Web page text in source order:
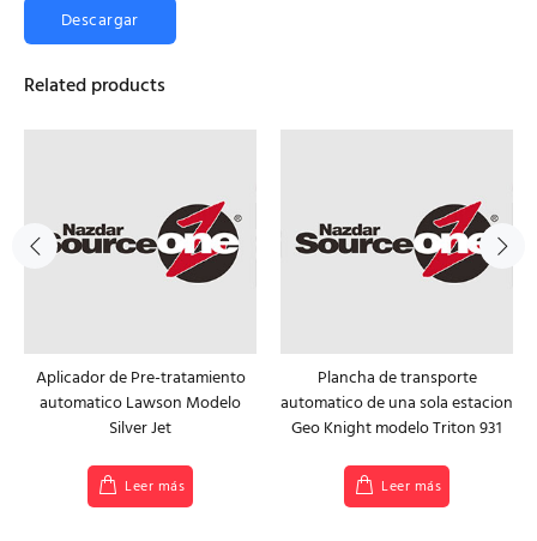
Descargar
Related products
Aplicador de Pre-tratamiento
automatico Lawson Modelo
Silver Jet
Leer más
Plancha de transporte
automatico de una sola estacion
Geo Knight modelo Triton 931
Leer más